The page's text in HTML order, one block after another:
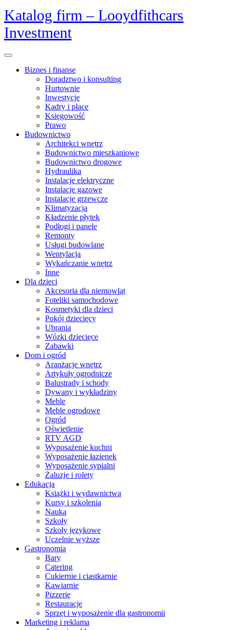
Skip
to
content
Katalog firm – Looydfithcars
Investment
Open
Biznes i finanse
Doradztwo i konsulting
Hurtownie
Inwestycje
Kadry i płace
Księgowość
Prawo
Budownictwo
Architekci wnętrz
Budownictwo mieszkaniowe
Budownictwo drogowe
Hydraulika
Instalacje elektryczne
Instalacje gazowe
Instalacje grzewcze
Klimatyzacja
Kładzenie płytek
Podłogi i panele
Remonty
Usługi budowlane
Wentylacja
Wykańczanie wnętrz
Inne
Dla dzieci
Akcesoria dla niemowląt
Foteliki samochodowe
Kosmetyki dla dzieci
Pokój dziecięcy
Ubrania
Wózki dziecięce
Zabawki
Dom i ogród
Aranżacje wnętrz
Artykuły ogrodnicze
Balustrady i schody
Dywany i wykładziny
Meble
Meble ogrodowe
Ogród
Oświetlenie
RTV AGD
Wyposażenie kuchni
Wyposażenie łazienek
Wyposażenie sypialni
Żaluzje i rolety
Edukacja
Książki i wydawnictwa
Kursy i szkolenia
Nauka
Szkoły
Szkoły językowe
Uczelnie wyższe
Gastronomia
Bary
Catering
Cukiernie i ciastkarnie
Kawiarnie
Pizzerie
Restauracje
Sprzęt i wyposażenie dla gastronomii
Marketing i reklama